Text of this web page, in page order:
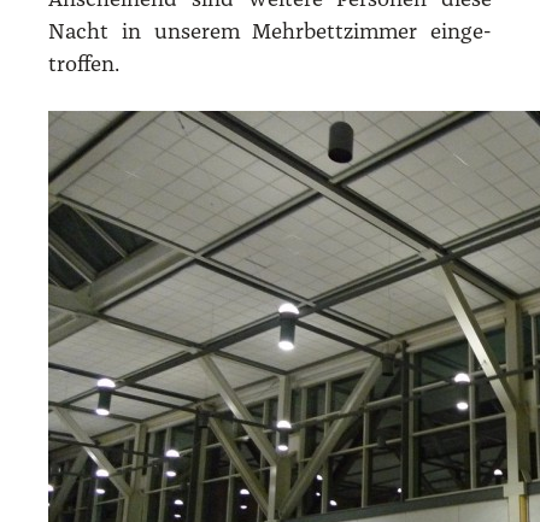
Nacht in unse­rem Mehr­bett­zim­mer ein­ge­
trof­fen.